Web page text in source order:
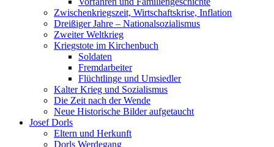
Zwischenkriegszeit, Wirtschaftskrise, Inflation
Dreißiger Jahre – Nationalsozialismus
Zweiter Weltkrieg
Kriegstote im Kirchenbuch
Soldaten
Fremdarbeiter
Flüchtlinge und Umsiedler
Kalter Krieg und Sozialismus
Die Zeit nach der Wende
Neue Historische Bilder aufgetaucht
Josef Dorls
Eltern und Herkunft
Dorls Werdegang